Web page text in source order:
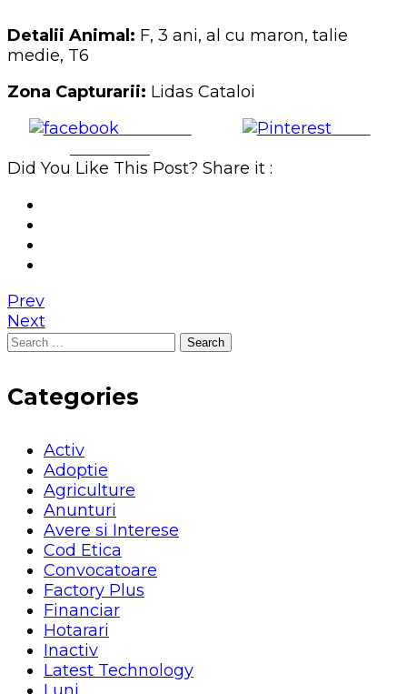
Detalii Animal: F, 3 ani, al cu maron, talie
medie, T6
Zona Capturarii: Lidas Cataloi
Share on
Save
Did You Like This Post? Share it :
Prev
Next
Search
Categories
Activ
Adoptie
Agriculture
Anunturi
Avere si Interese
Cod Etica
Convocatoare
Factory Plus
Financiar
Hotarari
Inactiv
Latest Technology